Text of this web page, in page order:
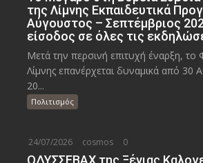
της Λίμνης Εκπαιδευτικά
Αύγουστος – Σεπτέμβριος
είσοδος σε όλες τις
Μετά την περσινή επιτυχή έναρξη, το
Λίμνης επανέρχεται δυναμικά από 30
20...
Πολιτισμός
24/07/2026 cosmos 0
ΟΔΥΣΣΕΒΑΧ της Ξένιας